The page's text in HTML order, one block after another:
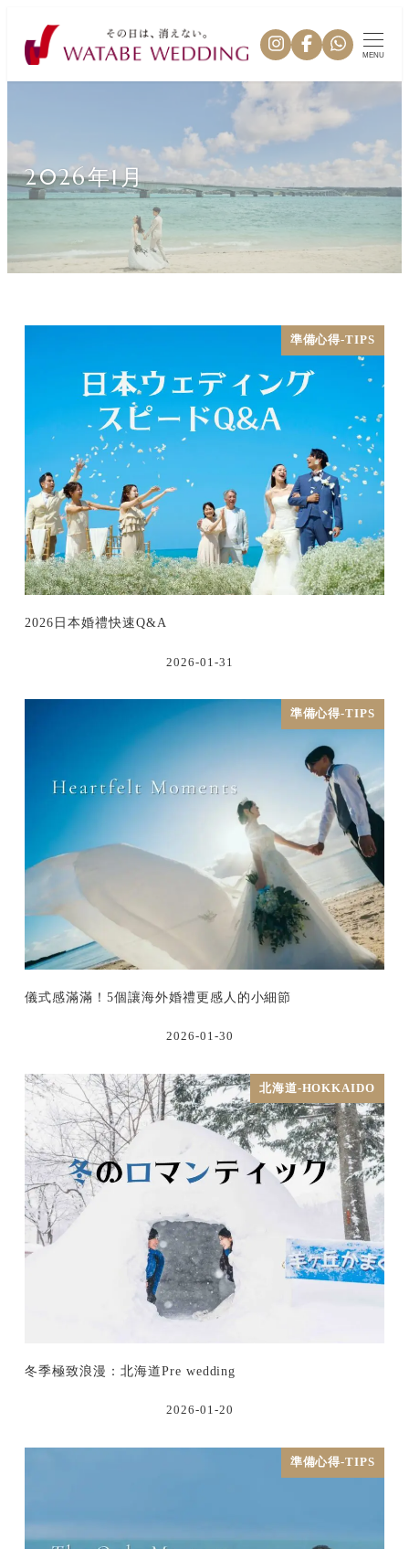
MENU
2026年1月
準備心得-TIPS
2026日本婚禮快速Q&A
2026-01-31
準備心得-TIPS
儀式感滿滿！5個讓海外婚禮更感人的小細節
2026-01-30
北海道-HOKKAIDO
冬季極致浪漫：北海道Pre wedding
2026-01-20
準備心得-TIPS